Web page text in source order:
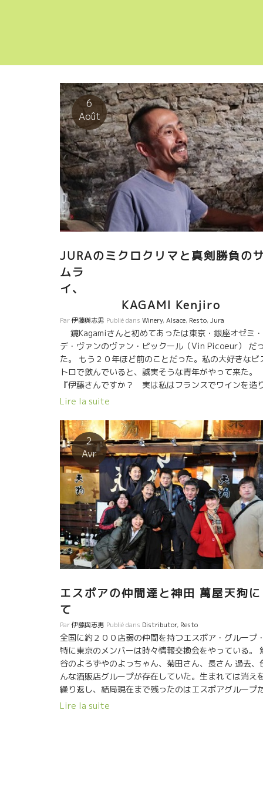
6
Août
JURAのミクロクリマと真剣勝負の
ムラ
イ、
KAGAMI Kenjiro
Par伊藤與志男 Publié dans Winery,Alsace, Resto,Jura
鏡Kagamiさんと初めてあったは東京・銀座オゼミ・
デ・ヴァンのヴァン・ピックール（Vin Picoeur） だっ
た。 もう２０年ほど前のことだった。私の大好きなビ
トロで飲んでいると、誠実そうな青年がやって来た。
『伊藤さんですか？ 実は私はフランスでワインを造
たいと思っているです。』鏡さん 目が真剣だった。 『
ゃない。』私 『はい、考えて、もう会社を辞めてしま
ました。』鏡さん あまりにも真剣さに驚いた私。 そ
ら、しばらくしてフランスにやって来た。 アルザスの
Bruno Shchuellerシュレールのところで１０年修業。
ュレール醸造の栽培をお父さんのGerardジェラールと
緒にシュレールの畑を磨きあげてきた。 畑仕事の最高
仕事師ジェラールさんに学んだことは凄い経験になっ
と思う。 そして、ジュラ地方にやってきて真剣勝負が始
まった。 一遍の詩となるようなジュラ地方のミクロクリ
マとの戦いが８年間続いている。 地球温暖化の影響
最も顕著に出ているミクロクリマを持つジュラ地方。
の中でも、ジュラ南部に位置する特殊な微気象をしな
のGanevatガヌヴァ醸造が隣村にある。 トビッキリ美
しいワインができる特別な土壌を備えている。 しかし、
生産量がここ８年に渡って少ない。 8年前より顕著にな
ってきた異常な気候変動の影響が出ている。 でも、ジェ
ラルドに学んだ栽培技術を駆使しながどんな天候が来て
も微動だにしない栽培の“技”を 磨いている。 まさに、
剣勝負と云っていい戦いをやっている。磨きをかけて
る。 多くの人がKennjiroの仕事を見守っている。応援
ている。 奥さんとの二人三脚が何倍もの力となって畑
見事に造りあげている。 最近のミレジムの鏡さんのワイ
Lire la suite
2
Avr
エスポアの仲間達と神田 萬屋天狗に
て
Par伊藤與志男 Publié dans Distributor, Resto
全国に約２００店弱の仲間を持つエスポア・グループ・
特に東京のメンバーは時々情報交換会をやっている。
谷のよろずやのよっちゃん、菊田さん、長さん 過去、
んな酒販店グループが存在していた。生まれては消え
繰り返し、結局現在まで残ったのはエスポアグループ
けだ。 残った最大の原因は本部組織が独立して存在して
Lire la suite